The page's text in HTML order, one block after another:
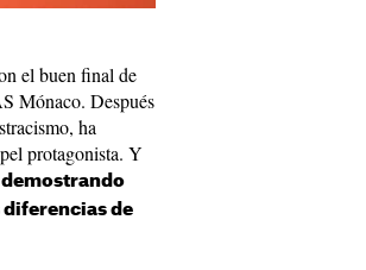
el buen final de
Mónaco. Después
ha
protagonista. Y
diferencias de